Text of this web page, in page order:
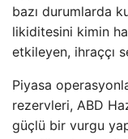
bazı durumlarda
likiditesini kimin
etkileyen, ihraççı
Piyasa
rezervleri, ABD
güçlü bir vurgu